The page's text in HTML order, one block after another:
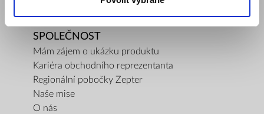
SPOLEČNOST
Mám zájem o ukázku produktu
Kariéra obchodního reprezentanta
Regionální pobočky Zepter
Naše mise
O nás